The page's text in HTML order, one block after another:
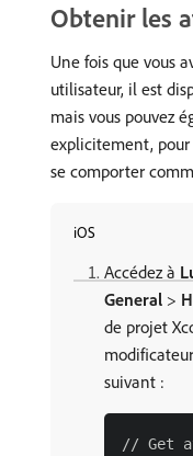
Obtenir les
Une fois que vous
utilisateur, il est
mais vous pouvez
explicitement,
se comporter
iOS
Accédez à
General >
de projet
modificateur
suivant :
// Get